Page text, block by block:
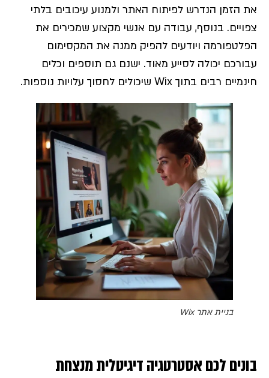
את הזמן הנדרש לפיתוח האתר ולמנוע עיכובים בלתי
צפויים. בנוסף, עבודה עם אנשי מקצוע שמכירים את
הפלטפורמה ויודעים להפיק ממנה את המקסימום
עבורכם יכולה לסייע מאוד. ישנם גם תוספים וכלים
חינמיים רבים בתוך Wix שיכולים לחסוך עלויות נוספות.
בניית אתר Wix
בונים לכם אסטרטגיה דיגיטלית מנצחת